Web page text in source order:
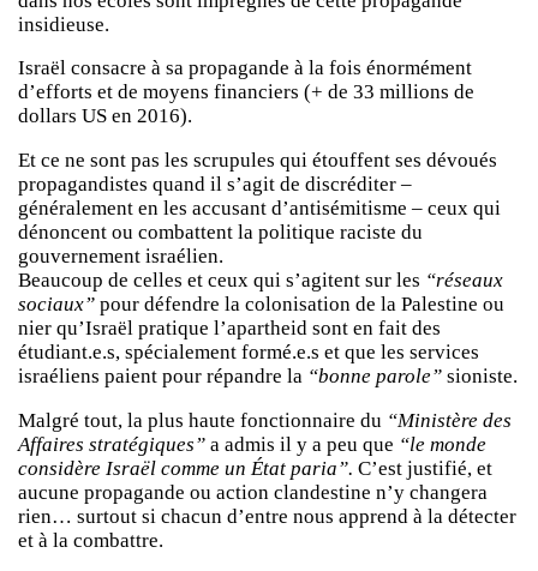
insidieuse.
Israël consacre à sa propagande à la fois énormément
d’efforts et de moyens financiers (+ de 33 millions de
dollars US en 2016).
Et ce ne sont pas les scrupules qui étouffent ses dévoués
propagandistes quand il s’agit de discréditer –
généralement en les accusant d’antisémitisme – ceux qui
dénoncent ou combattent la politique raciste du
gouvernement israélien.
Beaucoup de celles et ceux qui s’agitent sur les “réseaux
sociaux” pour défendre la colonisation de la Palestine ou
nier qu’Israël pratique l’apart­heid sont en fait des
étudiant.e.s, spécialement formé.e.s et que les services
israéliens paient pour répandre la “bonne parole” sioniste.
Malgré tout, la plus haute fonctionnaire du “Ministère des
Affaires stratégiques” a admis il y a peu que “le monde
considère Israël comme un État paria”. C’est justifié, et
aucune propagande ou action clandestine n’y changera
rien… surtout si chacun d’entre nous apprend à la détecter
et à la combattre.